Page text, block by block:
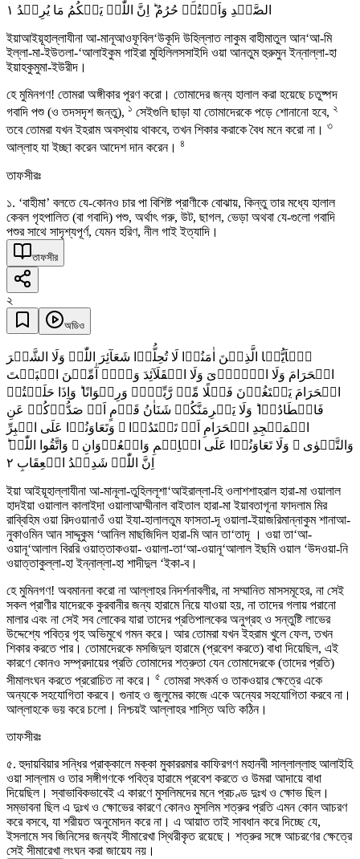
الصَّیۡدِ وَاَنۡتُمۡ حُرُمٌ ؕ اِنَّ اللّٰہَ یَحۡکُمُ مَا یُرِیۡدُ ١
ইয়াআইয়ূহাল্লাযীনা আ-মানূআওফূবিল‘উকূদি উহিল্লাত লাকুম বাহীমাতুল আন‘আ-মি
ইল্লা-মা-ইউতলা-‘আলাইকুম গাইরা মুহিলিলসসাইদি ওয়া আনতুম হুরুমুন ইন্নাল্লা-হা
ইয়াহকুমুমা-ইউরীদ।
হে মুমিনগণ! তোমরা অঙ্গীকার পূরণ করো। তোমাদের জন্য হালাল করা হয়েছে চতুষ্পদ
গবাদি পশু (ও তদসদৃশ জন্তু), ১ সেইগুলি ছাড়া যা তোমাদেরকে পড়ে শোনানো হবে, ২
তবে তোমরা যখন ইহরাম অবস্থায় থাকবে, তখন শিকার করাকে বৈধ মনে করো না। ৩
আল্লাহ যা ইচ্ছা করেন আদেশ দান করেন। ৪
তাফসীরঃ
১. ‘বাহীমা’ বলতে যে-কোনও চার পা বিশিষ্ট প্রাণীকে বোঝায়, কিন্তু তার মধ্যে হালাল
কেবল গৃহপালিত (বা গবাদি) পশু, অর্থাৎ গরু, উট, ছাগল, ভেড়া অথবা যে-গুলো গবাদি
পশুর সাথে সাদৃশ্যপূর্ণ, যেমন হরিণ, নীল গাই ইত্যাদি।
তাফসীর
২
অডিও
یٰۤاَیُّہَا الَّذِیۡنَ اٰمَنُوۡا لَا تُحِلُّوۡا شَعَآئِرَ اللّٰہِ وَلَا الشَّہۡرَ
الۡحَرَامَ وَلَا الۡہَدۡیَ وَلَا الۡقَلَآئِدَ وَلَاۤ آٰمِّیۡنَ الۡبَیۡتَ
الۡحَرَامَ یَبۡتَغُوۡنَ فَضۡلًا مِّنۡ رَّبِّہِمۡ وَرِضۡوَانًا ؕ وَاِذَا حَلَلۡتُمۡ
فَاصۡطَادُوۡا ؕ وَلَا یَجۡرِمَنَّکُمۡ شَنَاٰنُ قَوۡمٍ اَنۡ صَدُّوۡکُمۡ عَنِ
الۡمَسۡجِدِ الۡحَرَامِ اَنۡ تَعۡتَدُوۡا ۘ وَتَعَاوَنُوۡا عَلَی الۡبِرِّ
وَالتَّقۡوٰی ۪ وَلَا تَعَاوَنُوۡا عَلَی الۡاِثۡمِ وَالۡعُدۡوَانِ ۪ وَاتَّقُوا اللّٰہَ ؕ
اِنَّ اللّٰہَ شَدِیۡدُ الۡعِقَابِ ٢
ইয়া আইয়ূহাল্লাযীনা আ-মানূলা-তুহিললূশা‘আইরাল্লা-হি ওলাশশাহরাল হারা-মা ওয়ালাল
হাদইয়া ওয়ালাল কালাইদা ওয়ালাআম্মীনাল বাইতাল হারা-মা ইয়াবতাগূনা ফাদলাম মির
রাব্বিহিম ওয়া রিদওয়ানাওঁ ওয়া ইযা-হালালতুম ফাসতা-দূ ওয়ালা-ইয়াজরিমান্নাকুম শানাআ-
নুকাওমিন আন সাদ্দূকুম ‘আনিল মাছজিদিল হারা-মি আন তা‘তাদূ । ওয়া তা‘আ-
ওয়ানূ‘আলাল বিররি ওয়াত্তাকওয়া- ওয়ালা-তা‘আ-ওয়ানূ‘আলাল ইছমি ওয়াল ‘উদওয়া-নি
ওয়াত্তাকুল্লা-হা ইন্নাল্লা-হা শাদীদুল ‘ইকা-ব।
হে মুমিনগণ! অবমাননা করো না আল্লাহর নিদর্শনাবলীর, না সম্মানিত মাসসমূহের, না সেই
সকল প্রাণীর যাদেরকে কুরবানীর জন্য হারামে নিয়ে যাওয়া হয়, না তাদের গলায় পরানো
মালার এবং না সেই সব লোকের যারা তাদের প্রতিপালকের অনুগ্রহ ও সন্তুষ্টি লাভের
উদ্দেশ্যে পবিত্র গৃহ অভিমুখে গমন করে। আর তোমরা যখন ইহরাম খুলে ফেল, তখন
শিকার করতে পার। তোমাদেরকে মসজিদুল হারামে (প্রবেশ করতে) বাধা দিয়েছিল, এই
কারণে কোনও সম্প্রদায়ের প্রতি তোমাদের শত্রুতা যেন তোমাদেরকে (তাদের প্রতি)
সীমালংঘন করতে প্ররোচিত না করে। ৫ তোমরা সৎকর্ম ও তাকওয়ার ক্ষেত্রে একে
অন্যকে সহযোগিতা করবে। গুনাহ ও জুলুমের কাজে একে অন্যের সহযোগিতা করবে না।
আল্লাহকে ভয় করে চলো। নিশ্চয়ই আল্লাহর শাস্তি অতি কঠিন।
তাফসীরঃ
৫. হুদায়বিয়ার সন্ধির প্রাক্কালে মক্কা মুকাররমার কাফিরগণ মহানবী সাল্লাল্লাহু আলাইহি
ওয়া সাল্লাম ও তার সঙ্গীগণকে পবিত্র হারামে প্রবেশ করতে ও উমরা আদায়ে বাধা
দিয়েছিল। স্বাভাবিকভাবেই এ কারণে মুসলিমদের মনে প্রচণ্ড দুঃখ ও ক্ষোভ ছিল।
সম্ভাবনা ছিল এ দুঃখ ও ক্ষোভের কারণে কোনও মুসলিম শত্রুর প্রতি এমন কোন আচরণ
করে বসবে, যা শরীয়ত অনুমোদন করে না। এ আয়াত তাই সাবধান করে দিচ্ছে যে,
ইসলামে সব জিনিসের জন্যই সীমারেখা স্থিরীকৃত রয়েছে। শত্রুর সঙ্গে আচরণের ক্ষেত্রে
সেই সীমারেখা লংঘন করা জায়েয নয়।